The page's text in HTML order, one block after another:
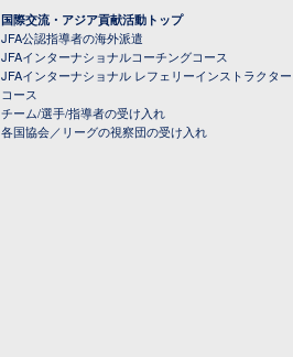
国際交流・アジア貢献活動トップ
JFA公認指導者の海外派遣
JFAインターナショナルコーチングコース
JFAインターナショナル レフェリーインストラクター
コース
チーム/選手/指導者の受け入れ
各国協会／リーグの視察団の受け入れ